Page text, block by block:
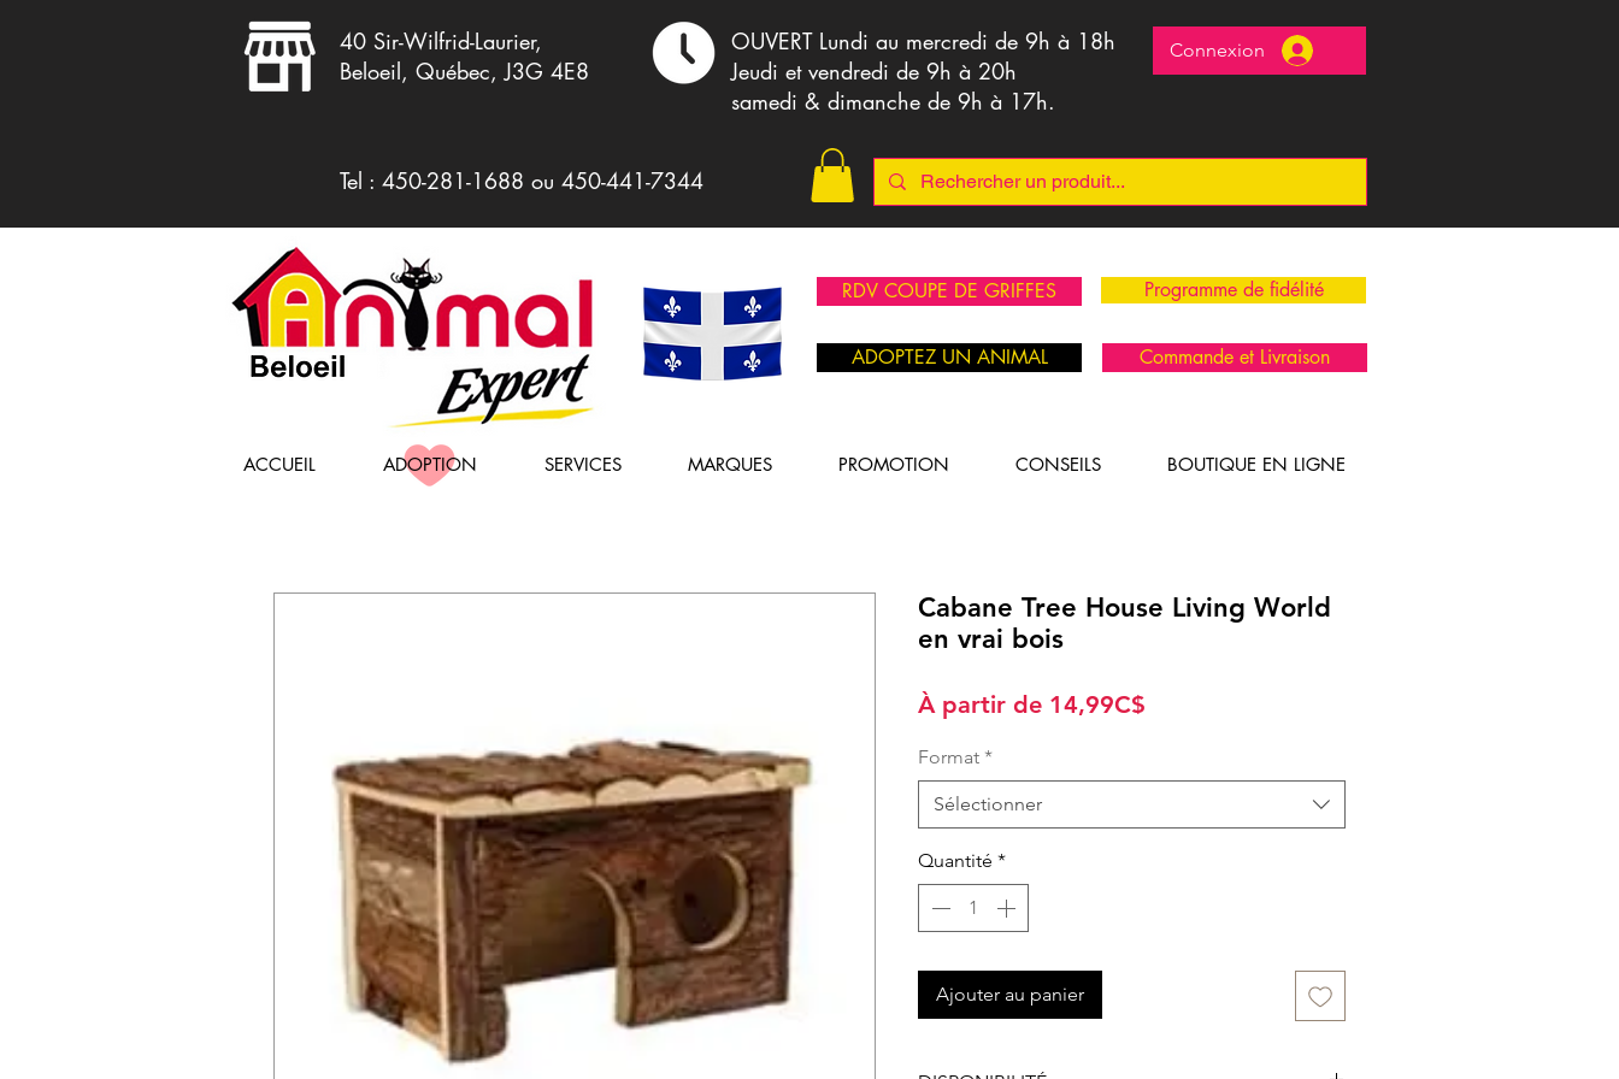
40 Sir-Wilfrid-Laurier,
Beloeil, Québec, J3G 4E8
OUVERT Lundi au mercredi de 9h à 18h
Jeudi et vendredi de 9h à 20h
samedi & dimanche de 9h à 17h.
Connexion
Tel : 450-281-1688 ou 450-441-7344
RDV COUPE DE GRIFFES Programme de fidélité
ADOPTEZ UN ANIMAL Commande et Livraison
ACCUEIL ADOPTION SERVICES MARQUES PROMOTION CONSEILS BOUTIQUE EN LIGNE
Cabane Tree House Living World
en vrai bois
À partir de 14,99C$
Format *
Sélectionner
Quantité *
Ajouter au panier